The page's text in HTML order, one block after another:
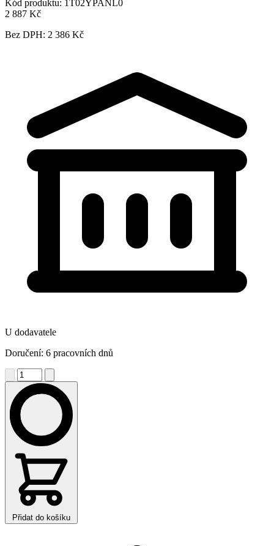
Kód produktu: 1T02YPANL0
2 887 Kč
Bez DPH: 2 386 Kč
U dodavatele
Doručení: 6 pracovních dnů
Přidat do košíku